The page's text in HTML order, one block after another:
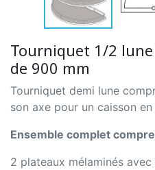
Tourniquet 1/2
de 900 mm
Tourniquet demi lune
son axe pour un caisson
Ensemble complet
2 plateaux mélaminés